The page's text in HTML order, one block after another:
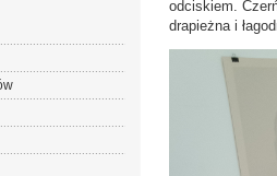
odciskiem.
drapieżna i